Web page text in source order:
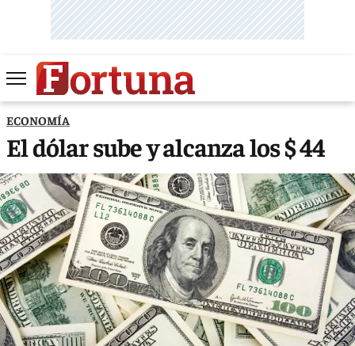
ECONOMÍA
El dólar sube y alcanza los $ 44